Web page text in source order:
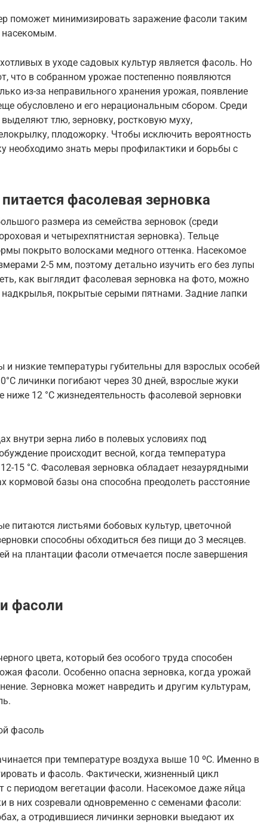
поможет минимизировать заражение фасоли таким
насекомым.
в уходе садовых культур является фасоль. Но
что в собранном урожае постепенно появляются
из-за неправильного хранения урожая, появление
обусловлено и его нерациональным сбором. Среди
тлю, зерновку, ростковую муху,
плодожорку. Чтобы исключить вероятность
необходимо знать меры профилактики и борьбы с
фасолевая зерновка
размера из семейства зерновок (среди
и четырехпятнистая зерновка). Тельце
покрыто волосками медного оттенка. Насекомое
2-5 мм, поэтому детально изучить его без лупы
как выглядит фасолевая зерновка на фото, можно
надкрылья, покрытые серыми пятнами. Задние лапки
низкие температуры губительны для взрослых особей
личинки погибают через 30 дней, взрослые жуки
ниже 12 °С жизнедеятельность фасолевой зерновки
внутри зерна либо в полевых условиях под
происходит весной, когда температура
15 °С. Фасолевая зерновка обладает незаурядными
кормовой базы она способна преодолеть расстояние
питаются листьями бобовых культур, цветочной
способны обходиться без пищи до 3 месяцев.
на плантации фасоли отмечается после завершения
фасоли
цвета, который без особого труда способен
фасоли. Особенно опасна зерновка, когда урожай
Зерновка может навредить и другим культурам,
фасоль
при температуре воздуха выше 10 ºC. Именно в
и фасоль. Фактически, жизненный цикл
с периодом вегетации фасоли. Насекомое даже яйца
в них созревали одновременно с семенами фасоли:
а отродившиеся личинки зерновки выедают их